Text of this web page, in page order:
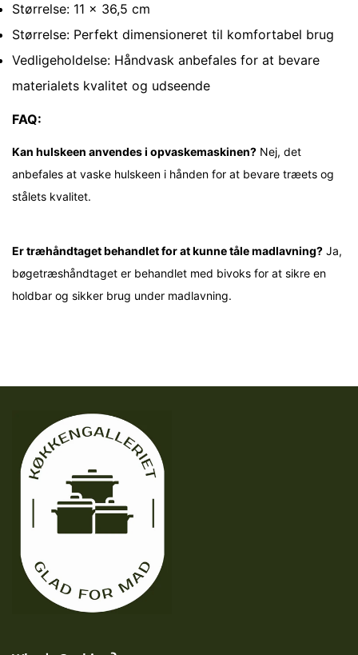
Størrelse: 11 x 36,5 cm
Størrelse: Perfekt dimensioneret til komfortabel brug
Vedligeholdelse: Håndvask anbefales for at bevare
materialets kvalitet og udseende
FAQ:
Kan hulskeen anvendes i opvaskemaskinen? Nej, det
anbefales at vaske hulskeen i hånden for at bevare træets og
stålets kvalitet.
Er træhåndtaget behandlet for at kunne tåle madlavning? Ja,
bøgetræshåndtaget er behandlet med bivoks for at sikre en
holdbar og sikker brug under madlavning.